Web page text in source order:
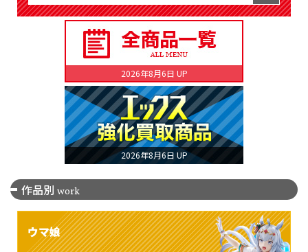
2026年8月6日 UP
2026年8月6日 UP
作品別 work
ウマ娘